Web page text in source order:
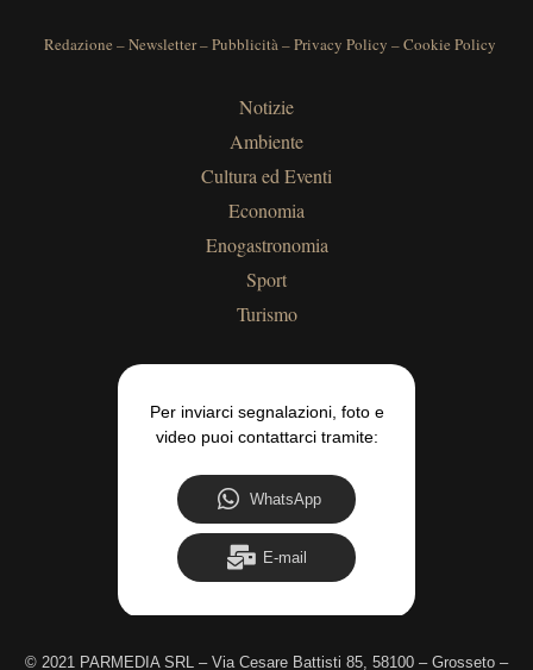
Redazione –Newsletter–Pubblicità–Privacy Policy –Cookie Policy
Notizie
Ambiente
Cultura ed Eventi
Economia
Enogastronomia
Sport
Turismo
Per inviarci segnalazioni, foto e
video puoi contattarci tramite:
WhatsApp
E-mail
© 2021 PARMEDIA SRL – Via Cesare Battisti 85, 58100 – Grosseto –